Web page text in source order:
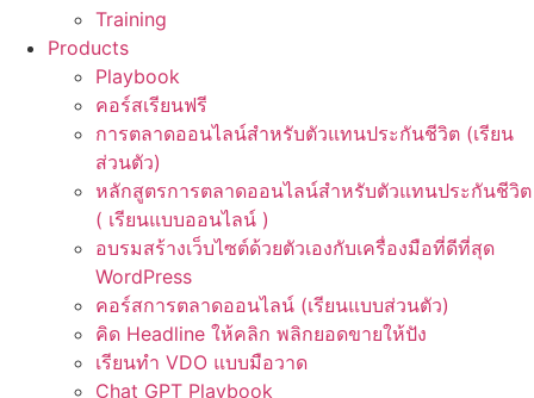
Training
Products
Playbook
คอร์สเรียนฟรี
การตลาดออนไลน์สำหรับตัวแทนประกันชีวิต (เรียน
ส่วนตัว)
หลักสูตรการตลาดออนไลน์สำหรับตัวแทนประกันชีวิต
( เรียนแบบออนไลน์ )
อบรมสร้างเว็บไซต์ด้วยตัวเองกับเครื่องมือที่ดีที่สุด
WordPress
คอร์สการตลาดออนไลน์ (เรียนแบบส่วนตัว)
คิด Headline ให้คลิก พลิกยอดขายให้ปัง
เรียนทำ VDO แบบมือวาด
Chat GPT Playbook